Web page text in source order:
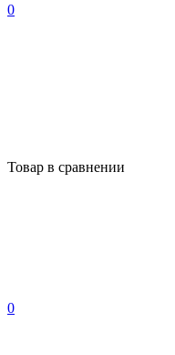
0
Товар в сравнении
0